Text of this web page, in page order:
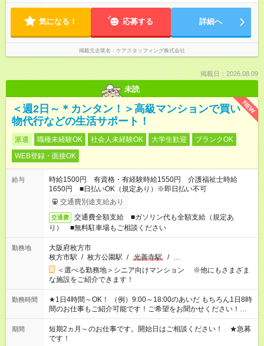
気になる！ 応募する 詳細へ
掲載元企業名 ケアスタッフィング株式会社
掲載日：2026.08.09
未読
NEW
＜週2日～＊カンタン！＞高級マンションで買い
物代行などの生活サポート！
派遣 職種未経験OK 社会人未経験OK 大学生歓迎
ブランクOK
WEB登録・面接OK
給与
時給1500円 有資格・有経験時給1550円 介護福祉士時給
1650円 ■日払いOK（規定あり）※即日払い不可
交通費別途支給あり
交通費
交通費全額支給 ■ガソリン代も全額支給（規定あ
り） ■無料駐車場もご相談ください
勤務地
大阪府枚方市
枚方市駅 / 枚方公園駅 / 光善寺駅 / …
＜選べる勤務地＞シニア向けマンション ※他にもさまざま
な施設をご紹介できます！
勤務時間
★1日4時間～OK！ （例）9:00～18:00のあいだ もちろん1日8時
間のお仕事もご紹介可能です！ご希望をお聞かせください！★家
庭の都合でお休みが必要な場合も遠慮なくご相談ください。 ※
週最低15時間以上の勤務が必要です
期間
短期2ヵ月～のお仕事です。開始日はご相談ください！ ★急募
です！